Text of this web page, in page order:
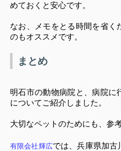
めておくと安心です。
なお、メモをとる時間を省く
のもオススメです。
まとめ
明石市の動物病院と、病院に
についてご紹介しました。
大切なペットのためにも、参
有限会社輝広では、兵庫県加古